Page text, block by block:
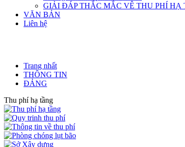
GIẢI ĐÁP THẮC MẮC VÊ THU PHÍ HẠ
VĂN BẢN
Liên hệ
Trang nhất
THÔNG TIN
ĐẢNG
Thu phí hạ tầng